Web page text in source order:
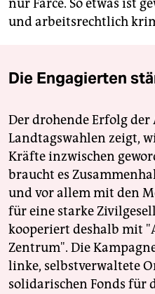
nur Farce. So etwas ist
und arbeitsrechtlich
Die Engagierten
Der drohende Erfolg
Landtagswahlen zeigt,
Kräfte inzwischen
braucht es
und vor allem mit den
für eine starke
kooperiert deshalb mit
Zentrum". Die
linke, selbstverwaltete
solidarischen Fonds für